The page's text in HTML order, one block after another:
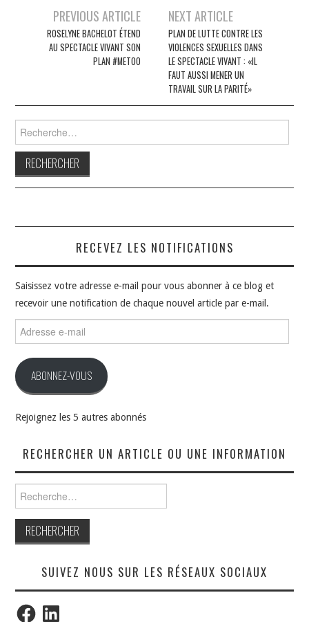
Navigation
articles
PREVIOUS ARTICLE
ROSELYNE BACHELOT ÉTEND
AU SPECTACLE VIVANT SON
PLAN #METOO
NEXT ARTICLE
PLAN DE LUTTE CONTRE LES
VIOLENCES SEXUELLES DANS
LE SPECTACLE VIVANT : «IL
FAUT AUSSI MENER UN
TRAVAIL SUR LA PARITÉ»
RECEVEZ LES NOTIFICATIONS
Saisissez votre adresse e-mail pour vous abonner à ce blog et
recevoir une notification de chaque nouvel article par e-mail.
e-
ABONNEZ-VOUS
Rejoignez les 5 autres abonnés
RECHERCHER UN ARTICLE OU UNE INFORMATION
SUIVEZ NOUS SUR LES RÉSEAUX SOCIAUX
FacebookLinkedIn